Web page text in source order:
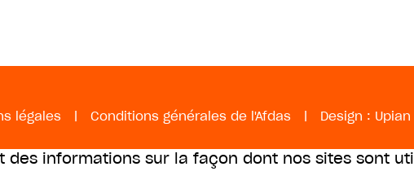
légales | Conditions générales de l'Afdas | Design : Upian
informations sur la façon dont nos sites sont